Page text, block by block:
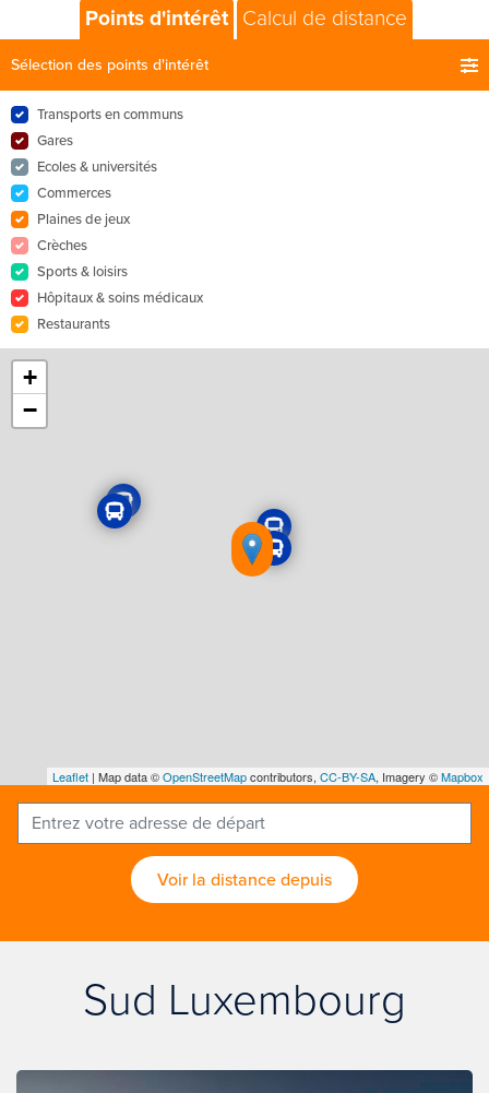
Points d'intérêt Calcul de distance
Sélection des points d'intérêt
Transports en communs
Gares
Ecoles & universités
Commerces
Plaines de jeux
Crèches
Sports & loisirs
Hôpitaux & soins médicaux
Restaurants
+
−
Leaflet | Map data ©OpenStreetMapcontributors, CC-BY-SA, Imagery ©Mapbox
Voir la distance depuis
Sud Luxembourg